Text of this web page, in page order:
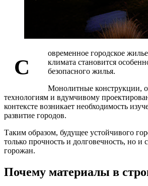
С
овременное городское
климата становится
безопасного жилья.
Монолитные конструкции,
технологиям и вдумчивому
контексте возникает необходимость
развитие городов.
Таким образом, будущее устойчивого
только прочность и долговечность, но
горожан.
Почему материалы в